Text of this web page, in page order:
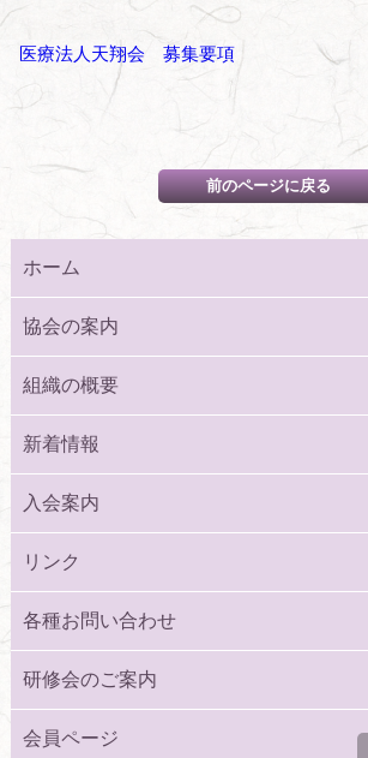
医療法人天翔会 募集要項
ホーム
協会の案内
組織の概要
新着情報
入会案内
リンク
各種お問い合わせ
研修会のご案内
会員ページ